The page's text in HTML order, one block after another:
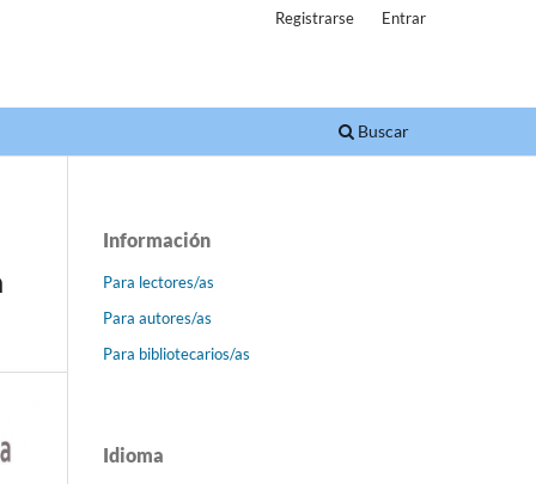
Buscar
Registrarse Entrar
Información
Para lectores/as
Para autores/as
Para bibliotecarios/as
Idioma